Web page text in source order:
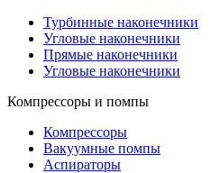
Турбинные наконечники
Угловые наконечники
Прямые наконечники
Угловые наконечники
Компрессоры и помпы
Компрессоры
Вакуумные помпы
Аспираторы